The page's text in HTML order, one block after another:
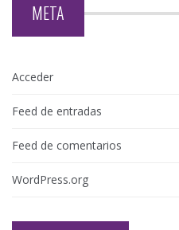
META
Acceder
Feed de entradas
Feed de comentarios
WordPress.org